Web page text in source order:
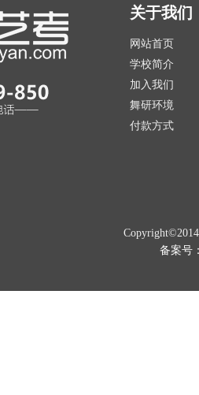
关于我们
网站首页
学校简介
加入我们
舞研环境
付款方式
备案号